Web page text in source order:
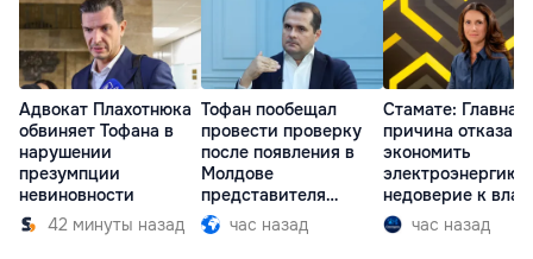
Адвокат Плахотнюка
обвиняет Тофана в
нарушении
презумпции
невиновности
42 минуты назад
Тофан пообещал
провести проверку
после появления в
Молдове
представителя
Южной Осетии
час назад
Стамате: Главная
причина отказа
экономить
электроэнергию
недоверие к
час назад